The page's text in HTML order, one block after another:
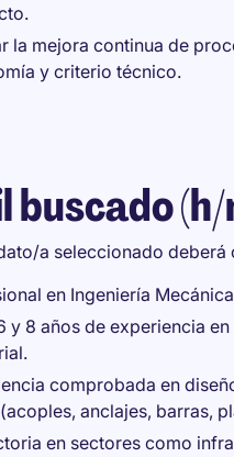
la mejora continua de
y criterio técnico.
(h/
a seleccionado
en Ingeniería
y 8 años de experiencia
comprobada en
anclajes, barras,
en sectores como